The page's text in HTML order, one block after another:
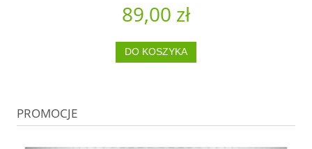
89,00 zł
DO KOSZYKA
PROMOCJE